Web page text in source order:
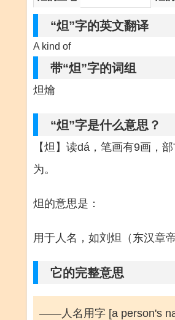
“炟”字的英文翻译
A kind of
带“炟”字的词组
炟爚
“炟”字是什么意思？
【炟】读dá，笔画有9画，
为。
炟的意思是：
用于人名，如刘炟（东汉章帝
它的完整意思
——人名用字 [a person's